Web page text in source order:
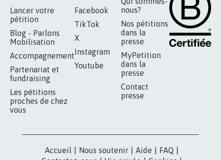
RÉUSSIR VOTRE
MOBILISATION
Lancer votre
pétition
Mobilisation
Accompagnement
Youtube
ESPACE PRESSE
Qui sommes-
nous?
presse
MyPetition
dans la